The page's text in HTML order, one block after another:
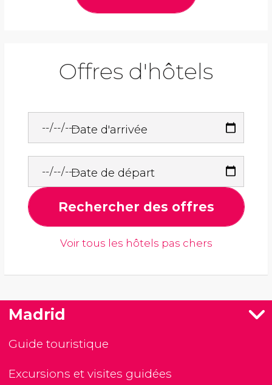
Offres d'hôtels
Date d'arrivée
Date de départ
Rechercher des offres
Voir tous les hôtels pas chers
Madrid
Guide touristique
Excursions et visites guidées